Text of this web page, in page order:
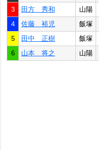
3
田方 秀和 山陽
4
佐藤 裕児 飯塚
5
田中 正樹 飯塚
6
山本 将之 山陽